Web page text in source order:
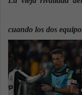
m
a
i
l
cuando los dos